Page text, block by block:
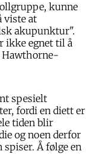
kunne
viste at
akupunktur".
ikke egnet til å
Hawthorne-
spesielt
fordi en diett er
tiden blir
og noen derfor
Å følge en